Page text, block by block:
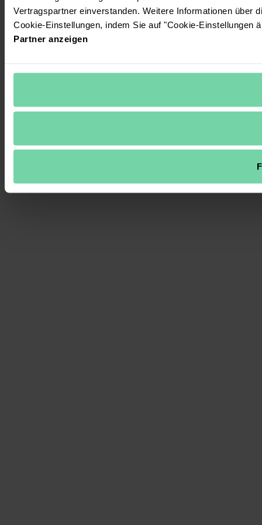
Vertragspartner einverstanden. Weitere Informationen über
Cookie-Einstellungen, indem Sie auf "Cookie-Einstellungen
Partner anzeigen